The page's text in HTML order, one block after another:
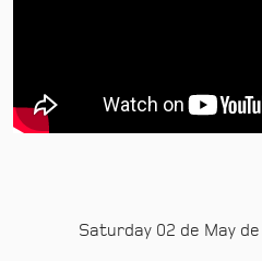
Saturday 02 de May